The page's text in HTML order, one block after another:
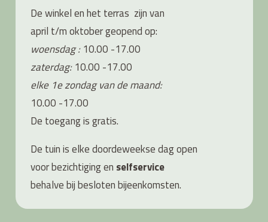
De winkel en het terras zijn van
april t/m oktober geopend op:
woensdag :10.00 -17.00
zaterdag: 10.00 -17.00
elke 1e zondag van de maand:
10.00 -17.00
De toegang is gratis.
De tuin is elke doordeweekse dag open
voor bezichtiging en selfservice
behalve bij besloten bijeenkomsten.